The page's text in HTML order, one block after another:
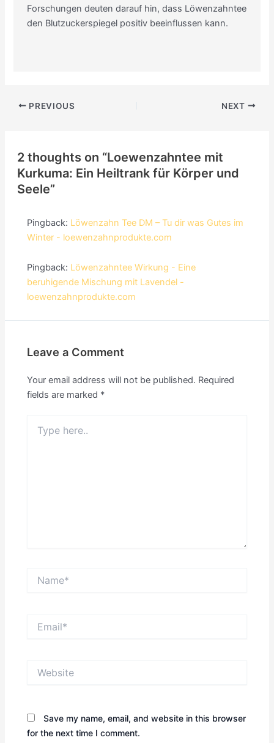
Forschungen deuten darauf hin, dass Löwenzahntee
den Blutzuckerspiegel positiv beeinflussen kann.
PREVIOUS NEXT
2 thoughts on “Loewenzahntee mit
Kurkuma: Ein Heiltrank für Körper und
Seele”
Pingback: Löwenzahn Tee DM – Tu dir was Gutes im
Winter - loewenzahnprodukte.com
Pingback: Löwenzahntee Wirkung - Eine
beruhigende Mischung mit Lavendel -
loewenzahnprodukte.com
Leave a Comment
Your email address will not be published. Required
fields are marked *
here..
Save my name, email, and website in this browser
for the next time I comment.